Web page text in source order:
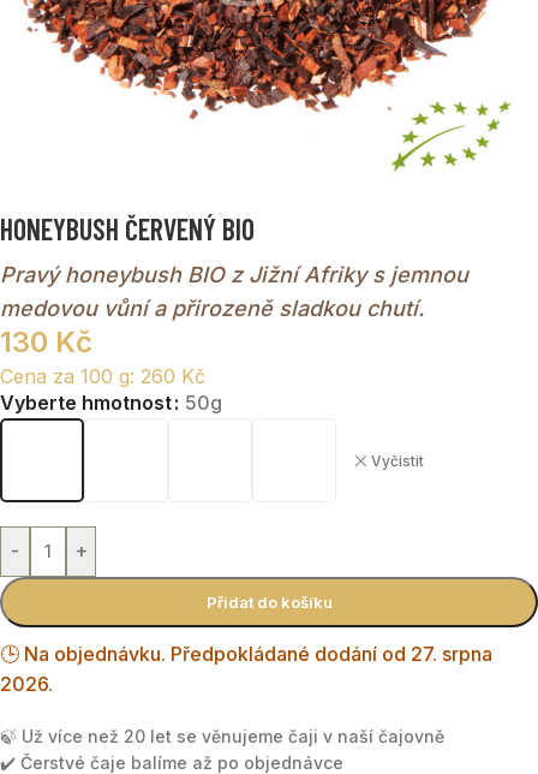
HONEYBUSH ČERVENÝ BIO
Pravý honeybush BIO z Jižní Afriky s jemnou
medovou vůní a přirozeně sladkou chutí.
130 Kč
Cena za 100 g: 260 Kč
Vyberte hmotnost 50g
Vyčistit
- +
Přidat do košíku
🕒 Na objednávku. Předpokládané dodání od 27. srpna
2026.
🍃 Už více než 20 let se věnujeme čaji v naší čajovně
✔️ Čerstvé čaje balíme až po objednávce